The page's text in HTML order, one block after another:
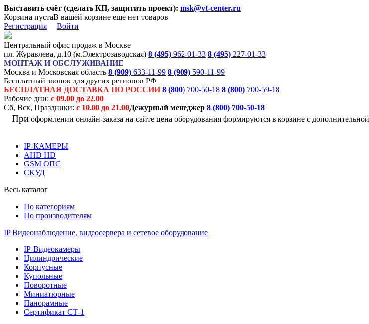
Выставить счёт (сделать КП, защитить проект): msk@vt-center.ru
Корзина пустаВ вашей корзине еще нет товаров
Регистрация
Войти
Центральный офис продаж в Москве
пл. Журавлева, д.10 (м.Электрозаводская) 8 (495) 962-01-33 8 (495) 227-01-33
МОНТАЖ И ОБСЛУЖИВАНИЕ
Москва и Московская область 8 (909) 633-11-99 8 (909) 590-11-99
Бесплатный звонок для других регионов РФ
БЕСПЛАТНАЯ ДОСТАВКА ПО РОССИИ 8 (800) 700-50-18 8 (800) 700-59-18
Рабочие дни: с 09.00 до 22.00
Сб, Вск, Праздники: с 10.00 до 21.00Дежурный менеджер 8 (800) 700-50-18
При оформлении онлайн-заказа на сайте цена оборудования формируются в корзине с дополнительной
IP-КАМЕРЫ
AHD HD
GSM ОПС
СКУД
Весь каталог
По категориям
По производителям
IP Видеонаблюдение, видеосервера и сетевое оборудование
IP-Видеокамеры
Цилиндрические
Корпусные
Купольные
Поворотные
Миниатюрные
Панорамные
Сертификат СТ-1